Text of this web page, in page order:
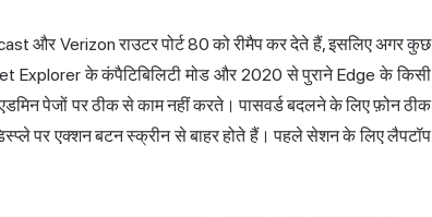
और Verizon राउटर पोर्ट 80 को रीमैप कर देते हैं, इसलिए अगर कुछ
Explorer के कंपैटिबिलिटी मोड और 2020 से पुराने Edge के किसी
पेजों पर ठीक से काम नहीं करते। पासवर्ड बदलने के लिए फ़ोन ठीक
पर एक्शन बटन स्क्रीन से बाहर होते हैं। पहले सेशन के लिए लैपटॉप